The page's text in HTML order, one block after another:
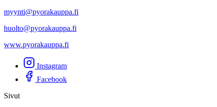
myynti@pyorakauppa.fi
huolto@pyorakauppa.fi
www.pyorakauppa.fi
Instagram
Facebook
Sivut